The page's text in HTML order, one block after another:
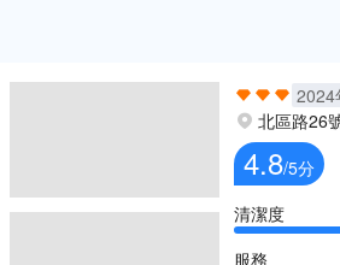
2024
北區路26
4.8/5分
清潔度
服務